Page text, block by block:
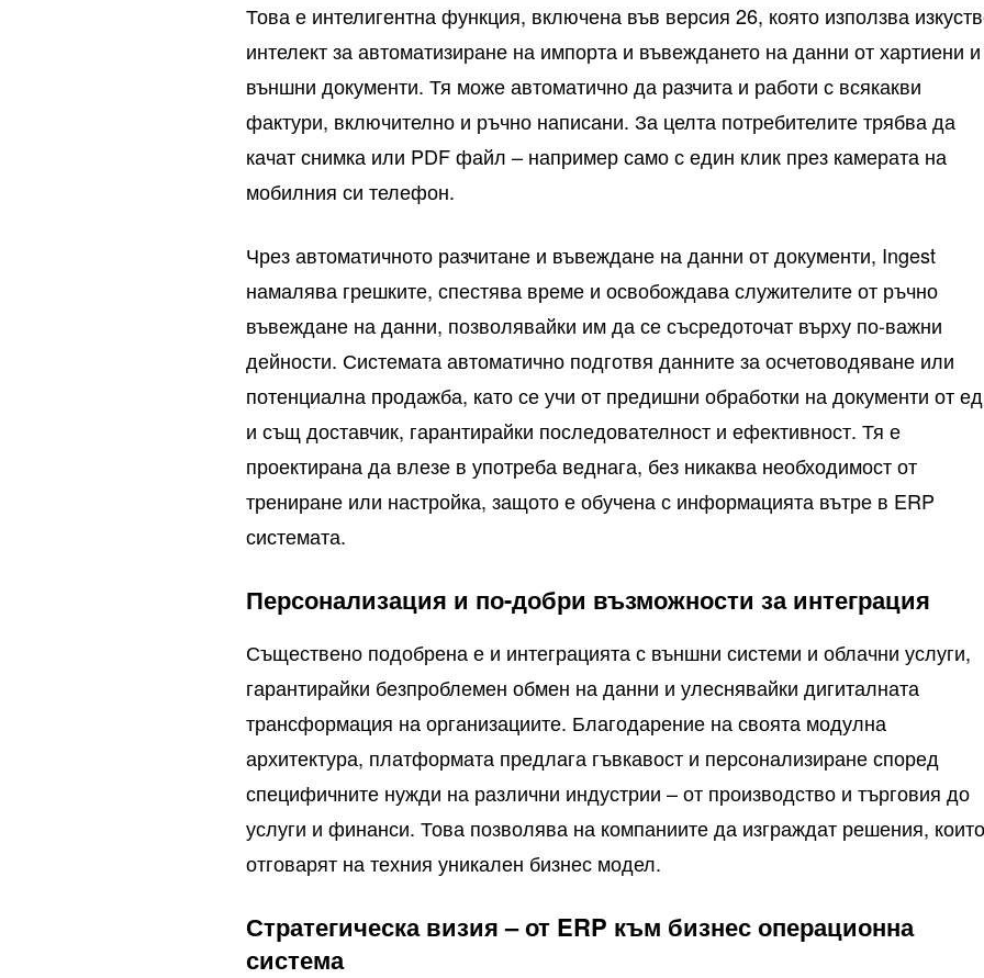
Това е интелигентна функция, включена във версия 26, която използва
интелект за автоматизиране на импорта и въвеждането на данни от хартиени и
външни документи. Тя може автоматично да разчита и работи с всякакви
фактури, включително и ръчно написани. За целта потребителите трябва да
качат снимка или PDF файл – например само с един клик през камерата на
мобилния си телефон.
Чрез автоматичното разчитане и въвеждане на данни от документи, Ingest
намалява грешките, спестява време и освобождава служителите от ръчно
въвеждане на данни, позволявайки им да се съсредоточат върху по-важни
дейности. Системата автоматично подготвя данните за осчетоводяване или
потенциална продажба, като се учи от предишни обработки на документи от
и същ доставчик, гарантирайки последователност и ефективност. Тя е
проектирана да влезе в употреба веднага, без никаква необходимост от
трениране или настройка, защото е обучена с информацията вътре в ERP
системата.
Персонализация и по-добри възможности за интеграция
Съществено подобрена е и интеграцията с външни системи и облачни услуги,
гарантирайки безпроблемен обмен на данни и улеснявайки дигиталната
трансформация на организациите. Благодарение на своята модулна
архитектура, платформата предлага гъвкавост и персонализиране според
специфичните нужди на различни индустрии – от производство и търговия до
услуги и финанси. Това позволява на компаниите да изграждат решения,
отговарят на техния уникален бизнес модел.
Стратегическа визия – от ERP към бизнес операционна
система